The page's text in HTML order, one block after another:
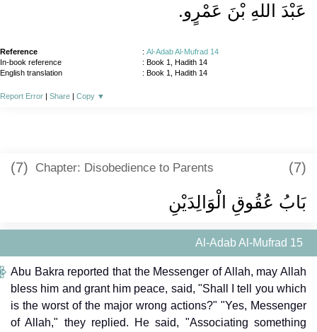
عَبْدَ اللهِ بْنَ عَمْرٍو‏.‏
Reference : Al-Adab Al-Mufrad 14
In-book reference
: Book 1, Hadith 14
English translation
: Book 1, Hadith 14
Report Error Share Copy ▼
(7) Chapter: Disobedience to Parents (7)
بَابُ عُقُوقِ الْوَالِدَيْنِ
Al-Adab Al-Mufrad 15
Abu Bakra reported that the Messenger of Allah, may Allah
bless him and grant him peace, said, "Shall I tell you which
is the worst of the major wrong actions?" "Yes, Messenger
of Allah," they replied. He said, "Associating something